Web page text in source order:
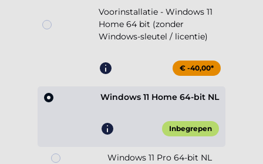
Voorinstallatie - Windows 11
Home 64 bit (zonder
Windows-sleutel / licentie)
€ -40,00*
Windows 11 Home 64-bit NL
Inbegrepen
Windows 11 Pro 64-bit NL